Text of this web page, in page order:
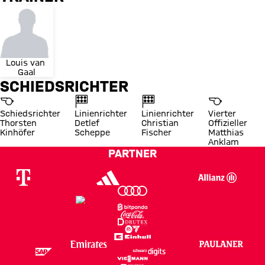
Louis van
Gaal
SCHIEDSRICHTER
Schiedsrichter
Thorsten
Kinhöfer
Linienrichter
Detlef
Scheppe
Linienrichter
Christian
Fischer
Vierter
Offizieller
Matthias
Anklam
PARTNER